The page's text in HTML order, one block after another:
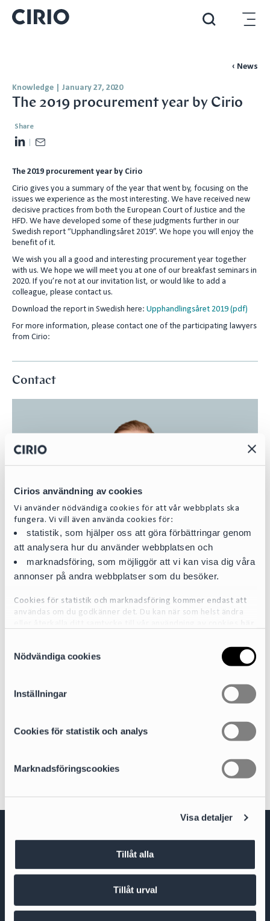
Cirios användning av cookies
Vi använder nödvändiga cookies för att vår webbplats ska
fungera. Vi vill även använda cookies för:
statistik, som hjälper oss att göra förbättringar genom
att analysera hur du använder webbplatsen och
marknadsföring, som möjliggör att vi kan visa dig våra
annonser på andra webbplatser som du besöker.
Cookies för statistik och marknadsföring kommer endast att
användas om du godkänner det. Du kan när som helst ändra
För mer detaljerad information om de cookies vi använder, se
vår Cookiepolicy, som finns tillgänglig
Nödvändiga cookies
Inställningar
Cookies för statistik och analys
Marknadsföringscookies
Visa detaljer
Tillåt alla
Tillåt urval
‹ News
Knowledge January 27, 2020
The 2019 procurement year by Cirio
Share
L
n
k
e
d
I
a
i
l
The 2019 procurement year by Cirio
Cirio gives you a summary of the year that went by, focusing on the
issues we experience as the most interesting. We have received new
decisive practices from both the European Court of Justice and the
HFD. We have developed some of these judgments further in our
Swedish report “Upphandlingsåret 2019”. We hope you will enjoy the
benefit of it.
We wish you all a good and interesting procurement year together
with us. We hope we will meet you at one of our breakfast seminars in
2020. If you’re not at our invitation list, or would like to add a
colleague, please contact us.
Download the report in Swedish here: Upphandlingsåret 2019 (pdf)
For more information, please contact one of the participating lawyers
from Cirio:
Contact
Partner
Cirio Advokatbyrå AB